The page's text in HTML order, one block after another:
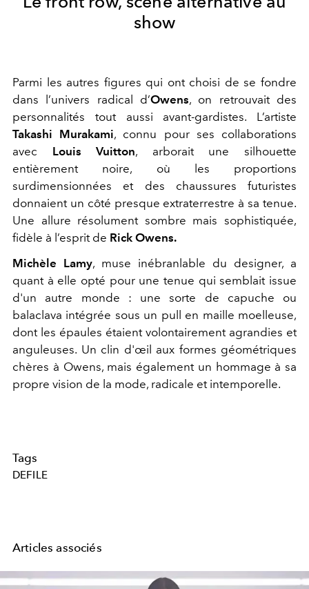
show
Parmi les autres figures qui ont choisi de se fondre
dans l’univers radical d’Owens, on retrouvait des
personnalités tout aussi avant-gardistes. L’artiste
Takashi Murakami, connu pour ses collaborations
avec Louis Vuitton, arborait une silhouette
entièrement noire, où les proportions
surdimensionnées et des chaussures futuristes
donnaient un côté presque extraterrestre à sa tenue.
Une allure résolument sombre mais sophistiquée,
fidèle à l’esprit de Rick Owens.
Michèle Lamy, muse inébranlable du designer, a
quant à elle opté pour une tenue qui semblait issue
d'un autre monde : une sorte de capuche ou
balaclava intégrée sous un pull en maille moelleuse,
dont les épaules étaient volontairement agrandies et
anguleuses. Un clin d'œil aux formes géométriques
chères à Owens, mais également un hommage à sa
propre vision de la mode, radicale et intemporelle.
Tags
DEFILE
Articles associés